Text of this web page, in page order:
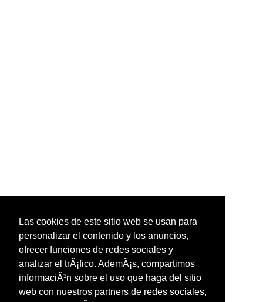
Las cookies de este sitio web se usan para
personalizar el contenido y los anuncios,
ofrecer funciones de redes sociales y
analizar el trÃ¡fico. AdemÃ¡s, compartimos
informaciÃ³n sobre el uso que haga del sitio
web con nuestros partners de redes sociales,